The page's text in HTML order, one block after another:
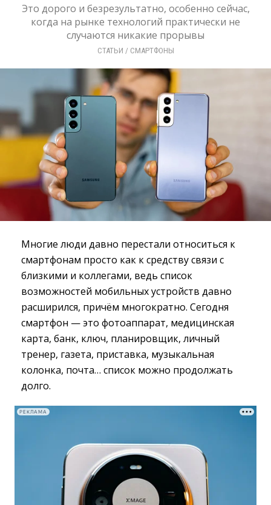
Это дорого и безрезультатно, особенно сейчас,
когда на рынке технологий практически не
случаются никакие прорывы
СТАТЬИ / СМАРТФОНЫ
Многие люди давно перестали относиться к
смартфонам просто как к средству связи с
близкими и коллегами, ведь список
возможностей мобильных устройств давно
расширился, причём многократно. Сегодня
смартфон — это фотоаппарат, медицинская
карта, банк, ключ, планировщик, личный
тренер, газета, приставка, музыкальная
колонка, почта… список можно продолжать
долго.
РЕКЛАМА